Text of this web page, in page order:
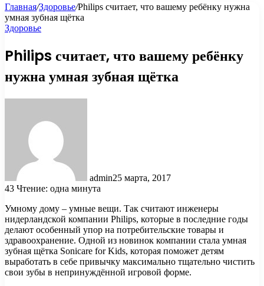
Главная/Здоровье/Philips считает, что вашему ребёнку нужна
умная зубная щётка
Здоровье
Philips считает, что вашему ребёнку
нужна умная зубная щётка
admin25 марта, 2017
43 Чтение: одна минута
Умному дому – умные вещи. Так считают инженеры
нидерландской компании Philips, которые в последние годы
делают особенный упор на потребительские товары и
здравоохранение. Одной из новинок компании стала умная
зубная щётка Sonicare for Kids, которая поможет детям
выработать в себе привычку максимально тщательно чистить
свои зубы в непринуждённой игровой форме.